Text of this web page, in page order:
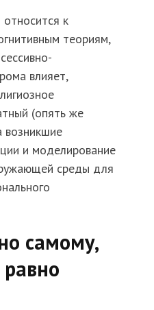
относится к
теориям,
влияет,
(опять же
возникшие
и моделирование
среды для
самому,